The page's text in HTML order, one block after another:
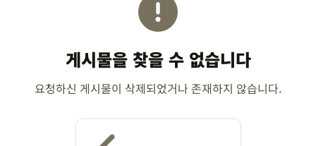
게시물을 찾을 수 없습니다
요청하신 게시물이 삭제되었거나 존재하지 않습니다.